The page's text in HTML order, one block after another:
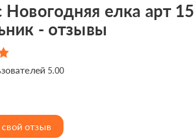
елка арт
- отзывы
5.00
отзыв